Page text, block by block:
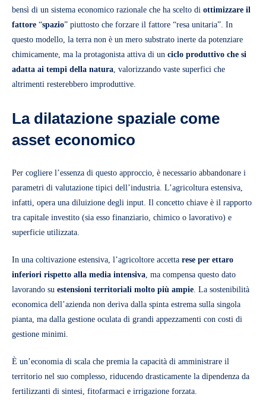
bensì di un sistema economico razionale che ha scelto di ottimizzare il
fattore “spazio” piuttosto che forzare il fattore “resa unitaria”. In
questo modello, la terra non è un mero substrato inerte da potenziare
chimicamente, ma la protagonista attiva di un ciclo produttivo che si
adatta ai tempi della natura , valorizzando vaste superfici che
altrimenti resterebbero improduttive.
La dilatazione spaziale come
asset economico
Per cogliere l’essenza di questo approccio, è necessario abbandonare i
parametri di valutazione tipici dell’industria. L’agricoltura estensiva,
infatti, opera una diluizione degli input. Il concetto chiave è il rapporto
tra capitale investito (sia esso finanziario, chimico o lavorativo) e
superficie utilizzata.
In una coltivazione estensiva, l’agricoltore accetta rese per ettaro
inferiori rispetto alla media intensiva, ma compensa questo dato
lavorando su estensioni territoriali molto più ampie. La sostenibilità
economica dell’azienda non deriva dalla spinta estrema sulla singola
pianta, ma dalla gestione oculata di grandi appezzamenti con costi di
gestione minimi.
È un’economia di scala che premia la capacità di amministrare il
territorio nel suo complesso, riducendo drasticamente la dipendenza da
fertilizzanti di sintesi, fitofarmaci e irrigazione forzata.